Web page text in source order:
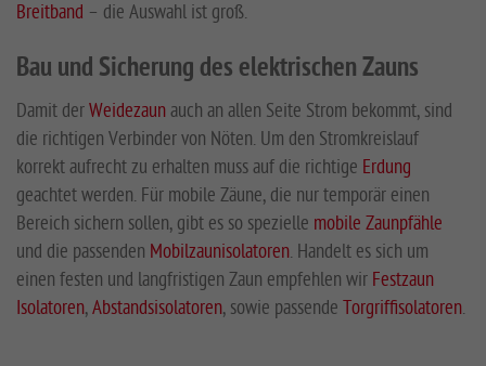
Breitband – die Auswahl ist groß.
Bau und Sicherung des elektrischen Zauns
Damit derWeidezaunauch an allen Seite Strom bekommt, sind
die richtigen Verbinder von Nöten. Um den Stromkreislauf
korrekt aufrecht zu erhalten muss auf die richtige Erdung
geachtet werden. Für mobile Zäune, die nur temporär einen
Bereich sichern sollen, gibt es so spezielle mobile Zaunpfähle
und die passenden Mobilzaunisolatoren. Handelt es sich um
einen festen und langfristigen Zaun empfehlen wir Festzaun
Isolatoren,Abstandsisolatoren, sowie passende Torgriffisolatoren.